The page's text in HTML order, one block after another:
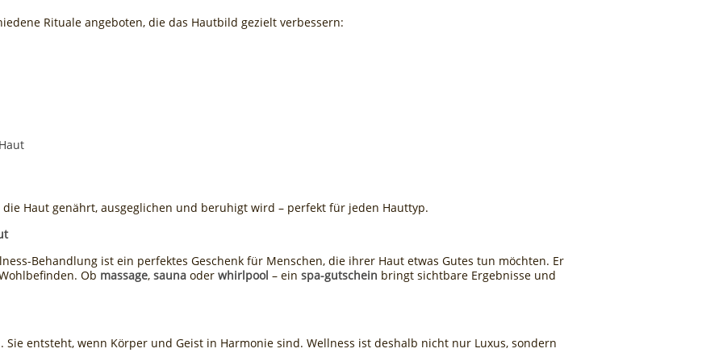
Rituale angeboten, die das Hautbild gezielt verbessern:
Haut genährt, ausgeglichen und beruhigt wird – perfekt für jeden Hauttyp.
Behandlung ist ein perfektes Geschenk für Menschen, die ihrer Haut etwas Gutes tun möchten. Er
Ob massage,sauna oderwhirlpool – einspa-gutschein bringt sichtbare Ergebnisse und
entsteht, wenn Körper und Geist in Harmonie sind. Wellness ist deshalb nicht nur Luxus, sondern